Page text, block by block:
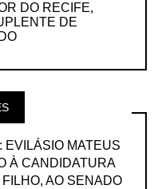
DO RECIFE,
DE
EVILÁSIO MATEUS
À CANDIDATURA
AO SENADO